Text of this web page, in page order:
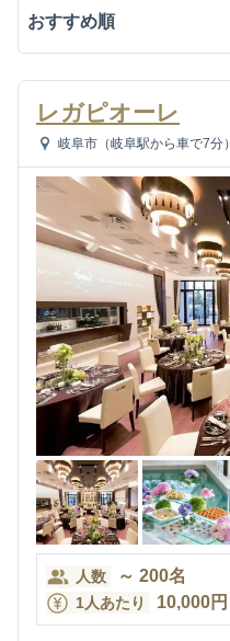
レガピオーレ
岐阜市（岐阜駅から車で7分）
人数 ～ 200名
1人あたり 10,000円